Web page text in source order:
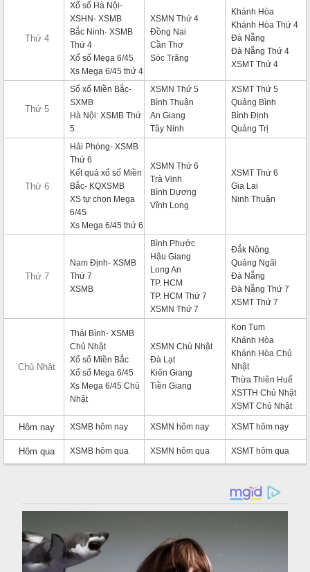
Thứ 4
Xổ số Hà Nội-
XSHN- XSMB
Bắc Ninh- XSMB
Thứ 4
Xổ số Mega 6/45
Xs Mega 6/45 thứ 4
XSMN Thứ 4
Đồng Nai
Cần Thơ
Sóc Trăng
Khánh Hòa
Khánh Hòa Thứ 4
Đà Nẵng
Đà Nẵng Thứ 4
XSMT Thứ 4
Thứ 5
Sổ xố Miền Bắc-
SXMB
Hà Nội: XSMB Thứ
5
XSMN Thứ 5
Bình Thuận
An Giang
Tây Ninh
XSMT Thứ 5
Quảng Bình
Bình Định
Quảng Trị
Thứ 6
Hải Phòng- XSMB
Thứ 6
Kết quả xổ số Miền
Bắc- KQXSMB
XS tự chọn Mega
6/45
Xs Mega 6/45 thứ 6
XSMN Thứ 6
Trà Vinh
Bình Dương
Vĩnh Long
XSMT Thứ 6
Gia Lai
Ninh Thuận
Thứ 7
Nam Định- XSMB
Thứ 7
XSMB
Bình Phước
Hậu Giang
Long An
TP. HCM
TP. HCM Thứ 7
XSMN Thứ 7
Đắk Nông
Quảng Ngãi
Đà Nẵng
Đà Nẵng Thứ 7
XSMT Thứ 7
Chủ Nhật
Thái Bình- XSMB
Chủ Nhật
Xổ số Miền Bắc
Xổ số Mega 6/45
Xs Mega 6/45 Chủ
Nhật
XSMN Chủ Nhật
Đà Lạt
Kiên Giang
Tiền Giang
Kon Tum
Khánh Hòa
Khánh Hòa Chủ
Nhật
Thừa Thiên Huế
XSTTH Chủ Nhật
XSMT Chủ Nhật
Hôm nay XSMB hôm nay XSMN hôm nay XSMT hôm nay
Hôm qua XSMB hôm qua XSMN hôm qua XSMT hôm qua